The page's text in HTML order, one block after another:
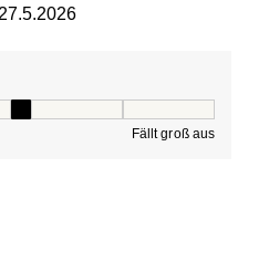
Fällt groß aus